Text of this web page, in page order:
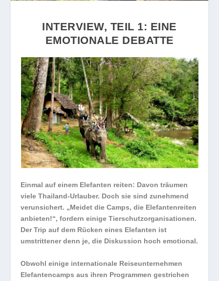
INTERVIEW, TEIL 1: EINE
EMOTIONALE DEBATTE
Einmal auf einem Elefanten reiten: Davon träumen
viele Thailand-Urlauber. Doch sie sind zunehmend
verunsichert. „Meidet die Camps, die Elefantenreiten
anbieten!“, fordern einige Tierschutzorganisationen.
Der Trip auf dem Rücken eines Elefanten ist
umstrittener denn je, die Diskussion hoch emotional.
Obwohl einige internationale Reiseunternehmen
Elefantencamps aus ihren Programmen gestrichen